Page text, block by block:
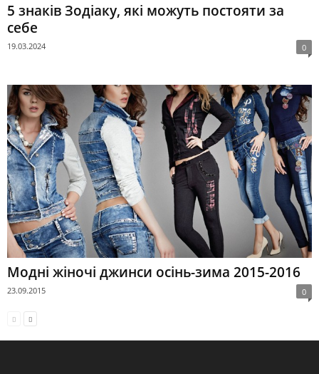
5 знаків Зодіаку, які можуть постояти за
себе
19.03.2024 0
Модні жіночі джинси осінь-зима 2015-2016
23.09.2015 0